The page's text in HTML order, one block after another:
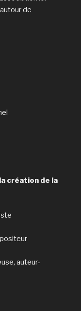
de
création de la
auteur-